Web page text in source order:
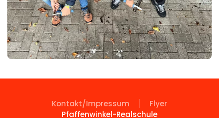
Kontakt/Impressum
Flyer
Pfaffenwinkel-Realschule